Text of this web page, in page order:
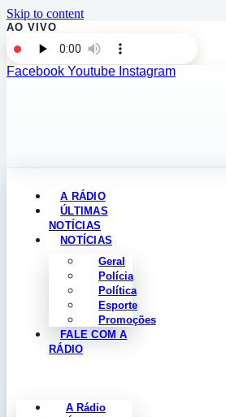
Skip to content
AO VIVO
Facebook Youtube Instagram
A RÁDIO
ÚLTIMAS
NOTÍCIAS
NOTÍCIAS
Geral
Polícia
Política
Esporte
Promoções
FALE COM A
RÁDIO
A Rádio